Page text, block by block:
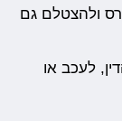
ולהצטלם גם
לעכב או